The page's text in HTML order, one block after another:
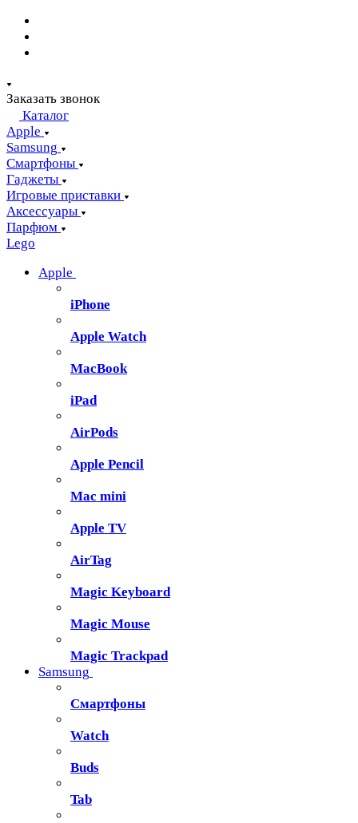
Заказать звонок
Каталог
Apple
Samsung
Смартфоны
Гаджеты
Игровые приставки
Аксессуары
Парфюм
Lego
Apple
iPhone
Apple Watch
MacBook
iPad
AirPods
Apple Pencil
Mac mini
Apple TV
AirTag
Magic Keyboard
Magic Mouse
Magic Trackpad
Samsung
Смартфоны
Watch
Buds
Tab